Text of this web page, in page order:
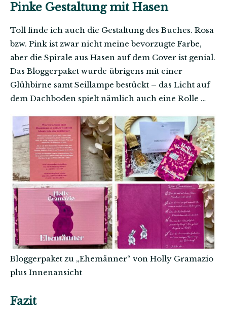
Pinke Gestaltung mit Hasen
Toll finde ich auch die Gestaltung des Buches. Rosa
bzw. Pink ist zwar nicht meine bevorzugte Farbe,
aber die Spirale aus Hasen auf dem Cover ist genial.
Das Bloggerpaket wurde übrigens mit einer
Glühbirne samt Seillampe bestückt – das Licht auf
dem Dachboden spielt nämlich auch eine Rolle …
Bloggerpaket zu „Ehemänner“ von Holly Gramazio
plus Innenansicht
Fazit